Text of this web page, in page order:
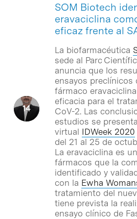
SOM Biotech
eravaciclina
eficaz frente al
La biofarmacéutica
sede al Parc
anuncia que los
ensayos preclínicos
fármaco
eficacia para el
CoV-2. Las
estudios se
virtual IDWeek 2020
del 21 al 25 de
La eravaciclina es
fármacos que la
identificado y
con la Ewha
tratamiento del
tiene prevista la
ensayo clínico de